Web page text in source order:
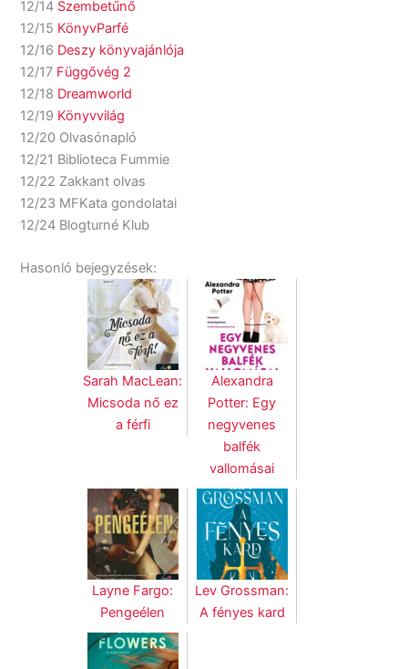
12/14 Szembetűnő
12/15 KönyvParfé
12/16 Deszy könyvajánlója
12/17 Függővég 2
12/18 Dreamworld
12/19 Könyvvilág
12/20 Olvasónapló
12/21 Biblioteca Fummie
12/22 Zakkant olvas
12/23 MFKata gondolatai
12/24 Blogturné Klub
Hasonló bejegyzések:
Sarah MacLean:
Micsoda nő ez
a férfi
Alexandra
Potter: Egy
negyvenes
balfék
vallomásai
Layne Fargo:
Pengeélen
Lev Grossman:
A fényes kard